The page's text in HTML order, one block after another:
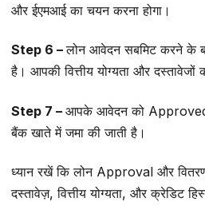
और ईएमआई का चयन करना होगा।
Step 6 –लोन आवेदन सबमिट करने के
है। आपकी वित्तीय योग्यता और दस्तावेजों
Step 7 – आपके आवेदन को
बैंक खाते में जमा की जाती है।
ध्यान रखें कि लोन Approval और
दस्तावेज़, वित्तीय योग्यता, और क्रेडिट